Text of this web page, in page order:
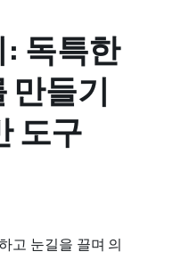
독특한
만들기
도구
고 눈길을 끌며 의